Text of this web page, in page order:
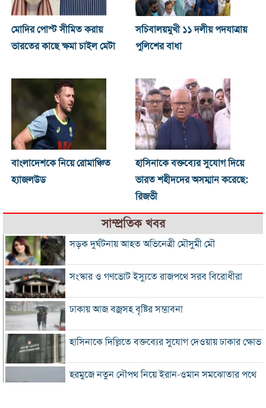
মোদির পোস্ট সীমিত করায়
ভারতের কাছে ক্ষমা চাইল মেটা
সচিবালয়মুখী ১১ দলীয় পদযাত্রায়
পুলিশের বাধা
বাংলাদেশকে নিয়ে রোমাঞ্চিত
হ্যাজলউড
হাসিনাকে বক্তব্যের সুযোগ দিয়ে
ভারত শহীদদের অসম্মান করেছে:
রিজভী
সাম্প্রতিক খবর
সড়ক দুর্ঘটনায় আহত অভিনেত্রী মৌসুমী মৌ
সংস্কার ও গণভোট ইস্যুতে রাজপথে সরব বিরোধীরা
ঢাকায় আজ বজ্রসহ বৃষ্টির সম্ভাবনা
হাসিনাকে দিল্লিতে বক্তব্যের সুযোগ দেওয়ায় ঢাকার ক্ষোভ
হরমুজে নতুন নৌপথ নিয়ে ইরান-ওমান সমঝোতার পথে